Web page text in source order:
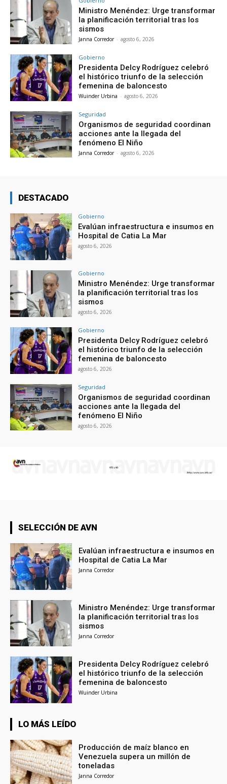
Ministro Menéndez: Urge transformar
la planificación territorial tras los
sismos
Janna Corredor - agosto 6, 2026
Gobierno
Presidenta Delcy Rodríguez celebró
el histórico triunfo de la selección
femenina de baloncesto
Wuinder Urbina - agosto 6, 2026
Seguridad
Organismos de seguridad coordinan
acciones ante la llegada del
fenómeno El Niño
Janna Corredor - agosto 6, 2026
DESTACADO
Gobierno
Evalúan infraestructura e insumos en
Hospital de Catia La Mar
agosto 6, 2026
Gobierno
Ministro Menéndez: Urge transformar
la planificación territorial tras los
sismos
agosto 6, 2026
Gobierno
Presidenta Delcy Rodríguez celebró
el histórico triunfo de la selección
femenina de baloncesto
agosto 6, 2026
Seguridad
Organismos de seguridad coordinan
acciones ante la llegada del
fenómeno El Niño
agosto 6, 2026
SELECCIÓN DE AVN
Evalúan infraestructura e insumos en
Hospital de Catia La Mar
Janna Corredor
Ministro Menéndez: Urge transformar
la planificación territorial tras los
sismos
Janna Corredor
Presidenta Delcy Rodríguez celebró
el histórico triunfo de la selección
femenina de baloncesto
Wuinder Urbina
LO MÁS LEÍDO
Producción de maíz blanco en
Venezuela supera un millón de
toneladas
Janna Corredor